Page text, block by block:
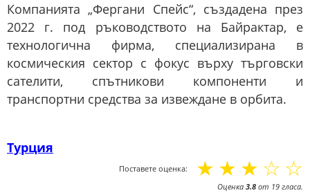
Компанията „Фергани Спейс“, създадена през
2022 г. под ръководството на Байрактар, е
технологична фирма, специализирана в
космическия сектор с фокус върху търговски
сателити, спътникови компоненти и
транспортни средства за извеждане в орбита.
Турция
Поставете оценка: ☆
☆
☆
☆
☆
Оценка 3.8 от 19 гласа.